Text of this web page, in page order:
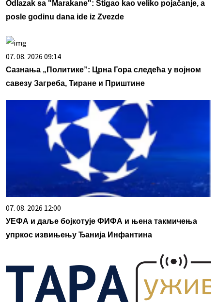
Odlazak sa "Marakane": Stigao kao veliko pojačanje, a
posle godinu dana ide iz Zvezde
07. 08. 2026 09:14
Сазнања „Политике”: Црна Гора следећа у војном
савезу Загреба, Тиране и Приштине
07. 08. 2026 12:00
УЕФА и даље бојкотује ФИФА и њена такмичења
упркос извињењу Ђанија Инфантина